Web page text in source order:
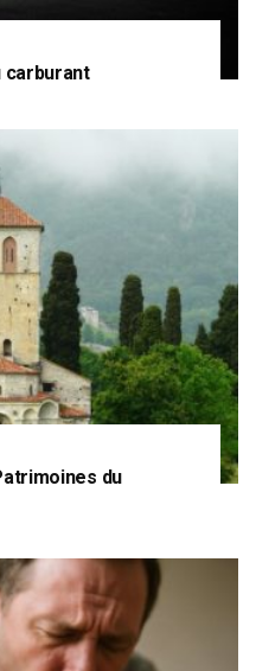
carburant
du